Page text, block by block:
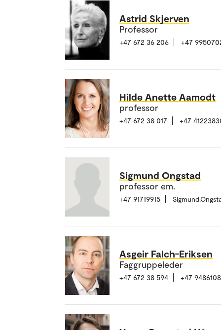
Astrid Skjerven
Professor
+47 672 36 206 +47
Hilde Anette Aamodt
professor
+47 672 38 017 +47
Sigmund Ongstad
professor em.
+47 91719915
Asgeir Falch-Eriksen
Faggruppeleder
+47 672 38 594 +47